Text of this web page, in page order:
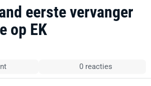
eerste vervanger
op EK
0 reacties